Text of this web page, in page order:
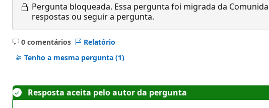
Pergunta bloqueada. Essa pergunta foi migrada da
respostas ou seguir a pergunta.
0 comentários
Sem
comentários
Relatório
Tenho a mesma pergunta (1)
Resposta aceita pelo autor da pergunta